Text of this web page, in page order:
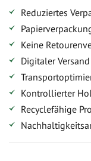
Reduziertes
Keine
Digitaler Versand
Kontrollierter
Recyclefähige